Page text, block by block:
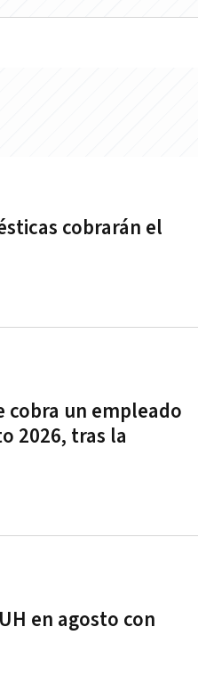
cobrarán el
cobra un empleado
2026, tras la
en agosto con